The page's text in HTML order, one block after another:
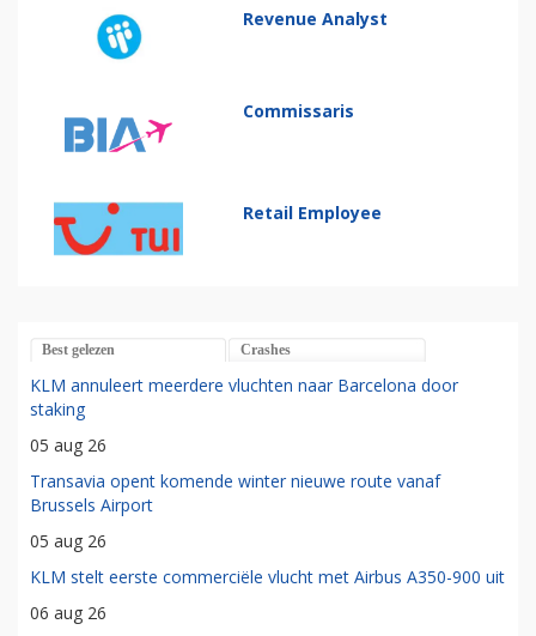
Revenue Analyst
Commissaris
Retail Employee
Best gelezen Crashes
KLM annuleert meerdere vluchten naar Barcelona door
staking
05 aug 26
Transavia opent komende winter nieuwe route vanaf
Brussels Airport
05 aug 26
KLM stelt eerste commerciële vlucht met Airbus A350-900 uit
06 aug 26